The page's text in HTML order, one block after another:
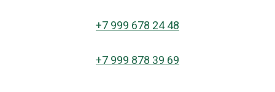
+7 999 678 24 48
+7 999 878 39 69